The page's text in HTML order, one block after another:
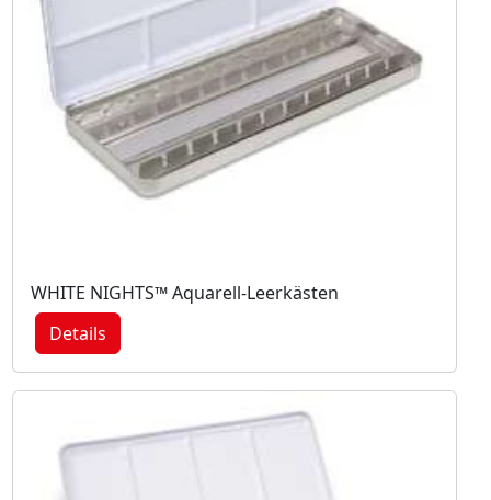
WHITE NIGHTS™ Aquarell-Leerkästen
Details